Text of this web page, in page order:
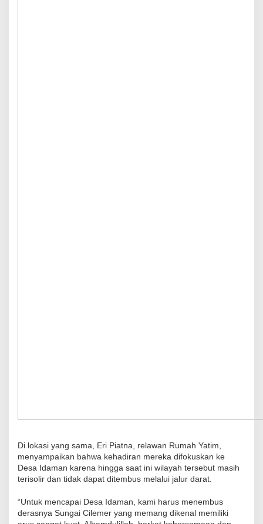
Di lokasi yang sama, Eri Piatna, relawan Rumah Yatim,
menyampaikan bahwa kehadiran mereka difokuskan ke
Desa Idaman karena hingga saat ini wilayah tersebut masih
terisolir dan tidak dapat ditembus melalui jalur darat.
“Untuk mencapai Desa Idaman, kami harus menembus
derasnya Sungai Cilemer yang memang dikenal memiliki